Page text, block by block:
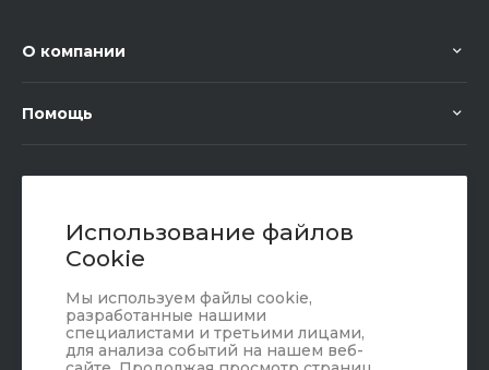
Использование файлов
Cookie
Мы используем файлы cookie,
разработанные нашими
специалистами и третьими лицами,
для анализа событий на нашем веб-
О компании
Помощь
г. Юрюзань, ул. Пролетарская, 101